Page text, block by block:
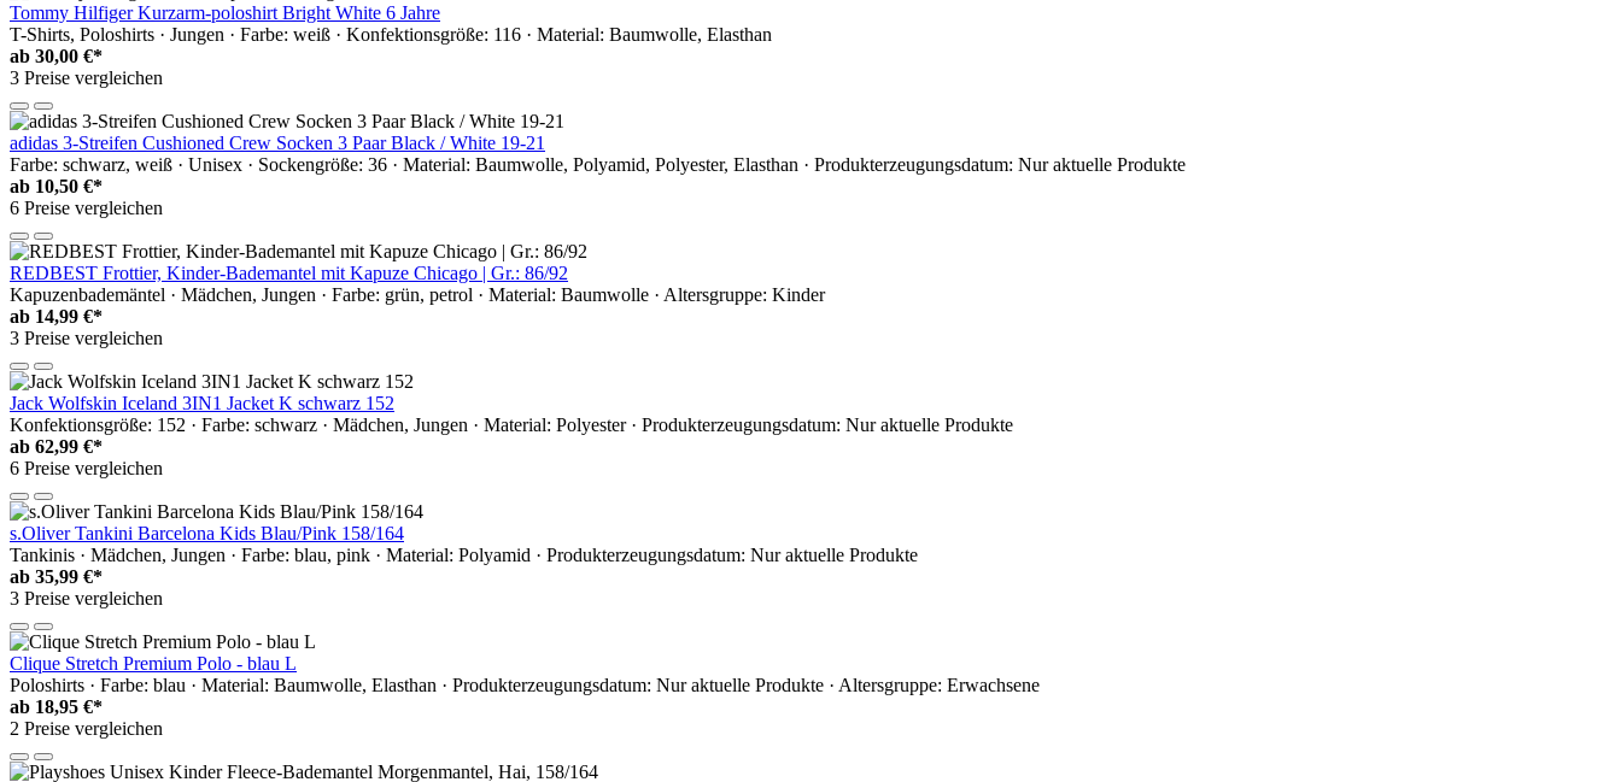
Tommy Hilfiger Kurzarm-poloshirt Bright White 6 Jahre
T-Shirts, Poloshirts · Jungen · Farbe: weiß · Konfektionsgröße: 116 · Material: Baumwolle, Elasthan
ab 30,00 €*
3 Preise vergleichen
adidas 3-Streifen Cushioned Crew Socken 3 Paar Black / White 19-21
Farbe: schwarz, weiß · Unisex · Sockengröße: 36 · Material: Baumwolle, Polyamid, Polyester, Elasthan · Produkterzeugungsdatum: Nur aktuelle Produkte
ab 10,50 €*
6 Preise vergleichen
REDBEST Frottier, Kinder-Bademantel mit Kapuze Chicago | Gr.: 86/92
Kapuzenbademäntel · Mädchen, Jungen · Farbe: grün, petrol · Material: Baumwolle · Altersgruppe: Kinder
ab 14,99 €*
3 Preise vergleichen
Jack Wolfskin Iceland 3IN1 Jacket K schwarz 152
Konfektionsgröße: 152 · Farbe: schwarz · Mädchen, Jungen · Material: Polyester · Produkterzeugungsdatum: Nur aktuelle Produkte
ab 62,99 €*
6 Preise vergleichen
s.Oliver Tankini Barcelona Kids Blau/Pink 158/164
Tankinis · Mädchen, Jungen · Farbe: blau, pink · Material: Polyamid · Produkterzeugungsdatum: Nur aktuelle Produkte
ab 35,99 €*
3 Preise vergleichen
Clique Stretch Premium Polo - blau L
Poloshirts · Farbe: blau · Material: Baumwolle, Elasthan · Produkterzeugungsdatum: Nur aktuelle Produkte · Altersgruppe: Erwachsene
ab 18,95 €*
2 Preise vergleichen